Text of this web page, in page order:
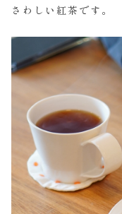
さわしい紅茶です。